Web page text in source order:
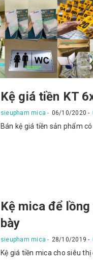
Kệ giá tiền KT
sieupham mica 06/10/2020
Bán kệ giá tiền sản phẩm
Kệ mica để
bày
sieupham mica 28/10/2019
Kệ giá tiền mica cho siêu thị